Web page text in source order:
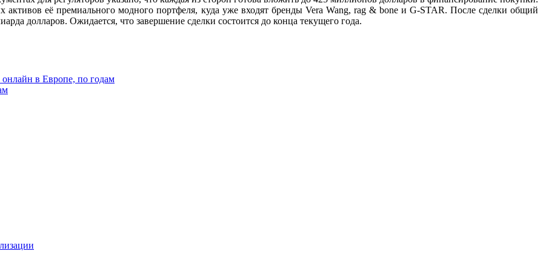
активов её премиального модного портфеля, куда уже входят бренды Vera Wang, rag & bone и G-STAR. После сделки общий
долларов. Ожидается, что завершение сделки состоится до конца текущего года.
в Европе, по годам